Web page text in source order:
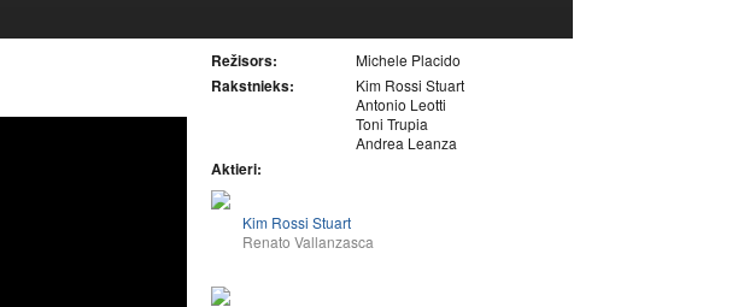
Režisors: Michele Placido
Rakstnieks:
Kim Rossi Stuart
Antonio Leotti
Toni Trupia
Andrea Leanza
Aktieri:
Kim Rossi Stuart
Renato Vallanzasca